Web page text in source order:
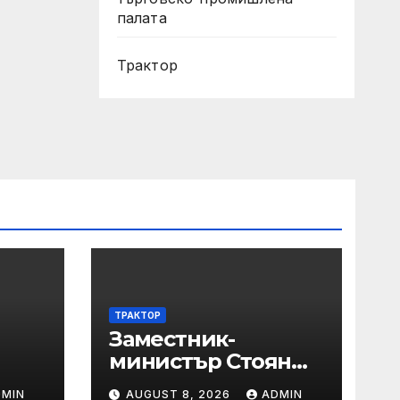
палата
Трактор
ТРАКТОР
Заместник-
министър Стоян
Андонов награди
AUGUST 8, 2026 ADMIN